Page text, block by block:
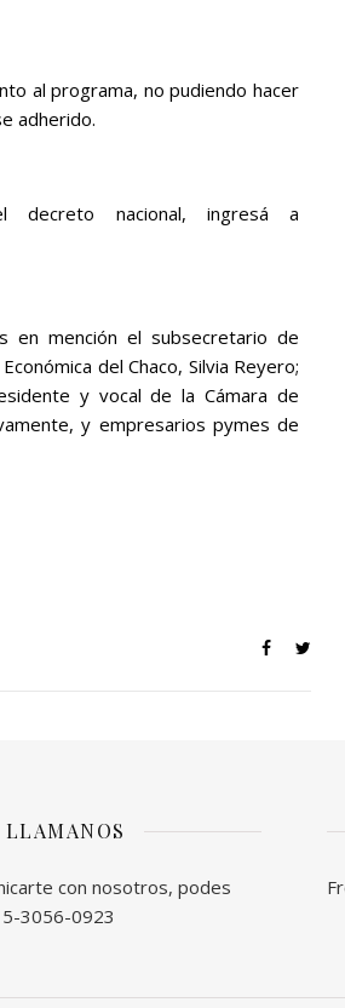
al programa, no pudiendo hacer
adherido.
nacional, ingresá a
en mención el subsecretario de
del Chaco, Silvia Reyero;
y vocal de la Cámara de
y empresarios pymes de
LLAMANOS
con nosotros, podes
3056-0923